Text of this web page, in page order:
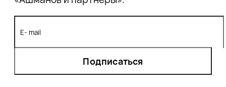
Подписаться